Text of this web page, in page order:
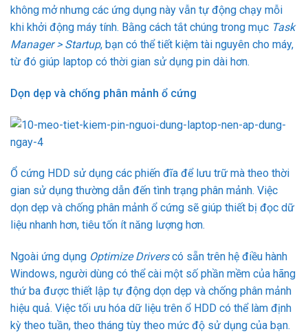
không mở nhưng các ứng dụng này vẫn tự động chạy mỗi
khi khởi động máy tính. Bằng cách tắt chúng trong mục Task
Manager > Startup, bạn có thể tiết kiệm tài nguyên cho máy,
từ đó giúp laptop có thời gian sử dụng pin dài hơn.
Dọn dẹp và chống phân mảnh ổ cứng
Ổ cứng HDD sử dụng các phiến đĩa để lưu trữ mà theo thời
gian sử dụng thường dẫn đến tình trạng phân mảnh. Việc
dọn dẹp và chống phân mảnh ổ cứng sẽ giúp thiết bị đọc dữ
liệu nhanh hơn, tiêu tốn ít năng lượng hơn.
Ngoài ứng dụng Optimize Driverscó sẵn trên hệ điều hành
Windows, người dùng có thể cài một số phần mềm của hãng
thứ ba được thiết lập tự động dọn dẹp và chống phân mảnh
hiệu quả. Việc tối ưu hóa dữ liệu trên ổ HDD có thể làm định
kỳ theo tuần, theo tháng tùy theo mức độ sử dụng của bạn.